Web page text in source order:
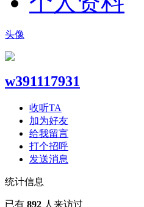
头像
w391117931
收听TA
加为好友
给我留言
打个招呼
发送消息
统计信息
已有 892 人来访过